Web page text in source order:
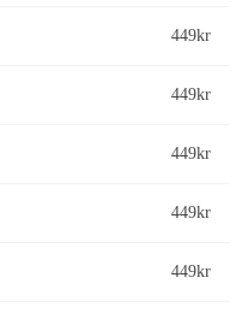
449kr
449kr
449kr
449kr
449kr